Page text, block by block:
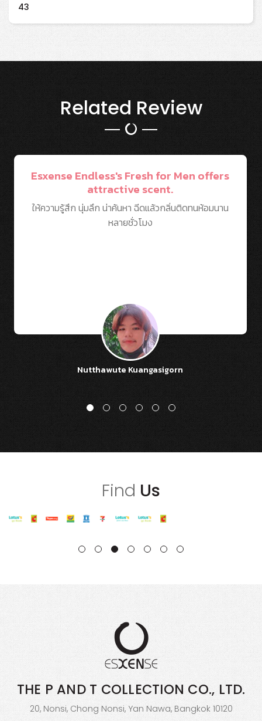
43
Related Review
Esxense Endless's Fresh for Men offers
attractive scent.
ให้ความรู้สึก นุ่มลึก น่าค้นหา ฉีดแล้วกลิ่นติดทนห้อมนาน
หลายชั่วโมง
Nutthawute Kuangasigorn
Find Us
THE P AND T COLLECTION CO., LTD.
20, Nonsi, Chong Nonsi, Yan Nawa, Bangkok 10120